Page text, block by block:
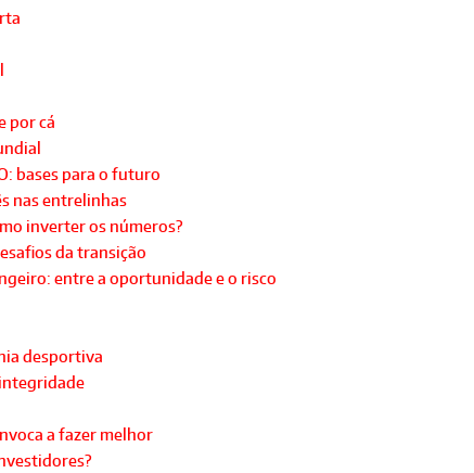
por cá
bases para o futuro
nas entrelinhas
inverter os números?
da transição
entre a oportunidade e o risco
desportiva
a fazer melhor